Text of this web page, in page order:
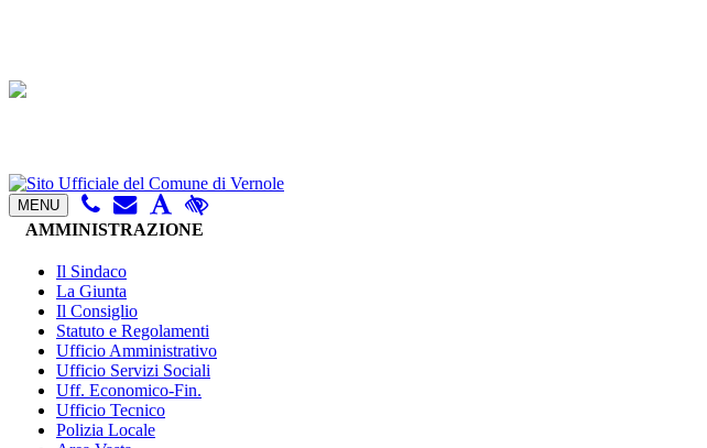
MENU
AMMINISTRAZIONE
Il Sindaco
La Giunta
Il Consiglio
Statuto e Regolamenti
Ufficio Amministrativo
Ufficio Servizi Sociali
Uff. Economico-Fin.
Ufficio Tecnico
Polizia Locale